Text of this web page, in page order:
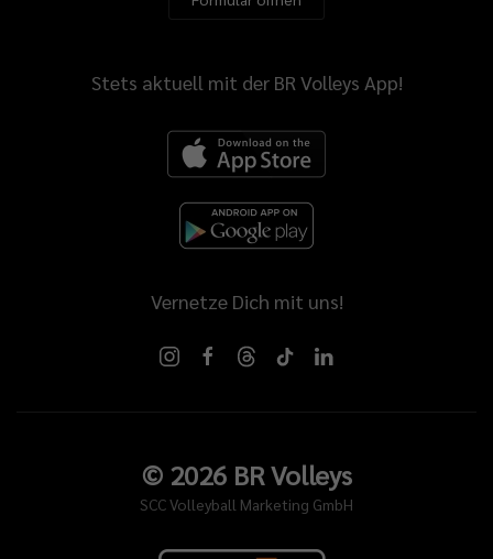
Stets aktuell mit der BR Volleys App!
Vernetze Dich mit uns!
© 2026BR Volleys
SCC Volleyball Marketing GmbH